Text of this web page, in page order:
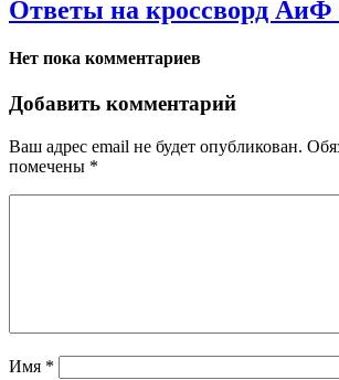
Ответы на кроссворд АиФ
Нет пока комментариев
Добавить комментарий
Ваш адрес email не будет опубликован.
помечены *
Имя *